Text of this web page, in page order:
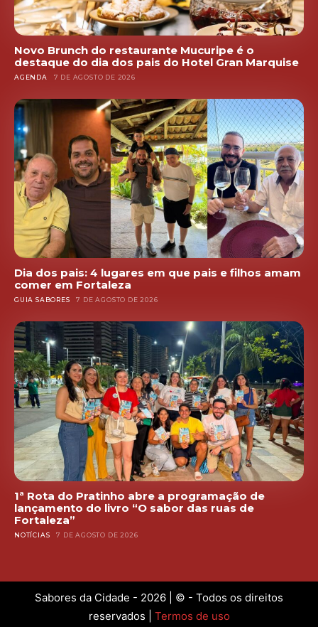
Novo Brunch do restaurante Mucuripe é o
destaque do dia dos pais do Hotel Gran Marquise
AGENDA 7 DE AGOSTO DE 2026
Dia dos pais: 4 lugares em que pais e filhos amam
comer em Fortaleza
GUIA SABORES 7 DE AGOSTO DE 2026
1ª Rota do Pratinho abre a programação de
lançamento do livro “O sabor das ruas de
Fortaleza”
NOTÍCIAS 7 DE AGOSTO DE 2026
Sabores da Cidade - 2026 | © - Todos os direitos
reservados | Termos de uso